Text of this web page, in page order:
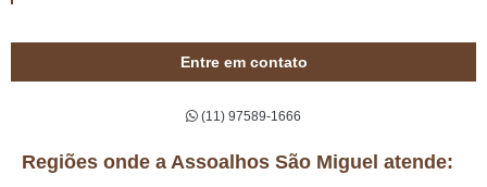
Entre em contato
(11) 97589-1666
Regiões onde a Assoalhos São Miguel atende: